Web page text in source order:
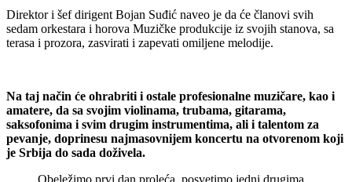
Direktor i šef dirigent Bojan Suđić naveo je da će članovi svih
sedam orkestara i horova Muzičke produkcije iz svojih stanova, sa
terasa i prozora, zasvirati i zapevati omiljene melodije.
Na taj način će ohrabriti i ostale profesionalne muzičare, kao i
amatere, da sa svojim violinama, trubama, gitarama,
saksofonima i svim drugim instrumentima, ali i talentom za
pevanje, doprinesu najmasovnijem koncertu na otvorenom koji
je Srbija do sada doživela.
Obeležimo prvi dan proleća, posvetimo jedni drugima